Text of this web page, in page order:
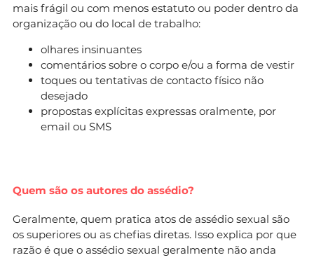
mais frágil ou com menos estatuto ou poder dentro da
organização ou do local de trabalho:
olhares insinuantes
comentários sobre o corpo e/ou a forma de vestir
toques ou tentativas de contacto físico não
desejado
propostas explícitas expressas oralmente, por
email ou SMS
Quem são os autores do assédio?
Geralmente, quem pratica atos de assédio sexual são
os superiores ou as chefias diretas. Isso explica por que
razão é que o assédio sexual geralmente não anda